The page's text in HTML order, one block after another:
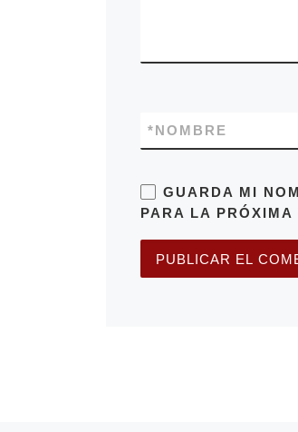
NOMBRE
*
GUARDA MI
PARA LA PRÓXIMA